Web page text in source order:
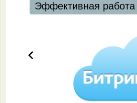
Эффективная